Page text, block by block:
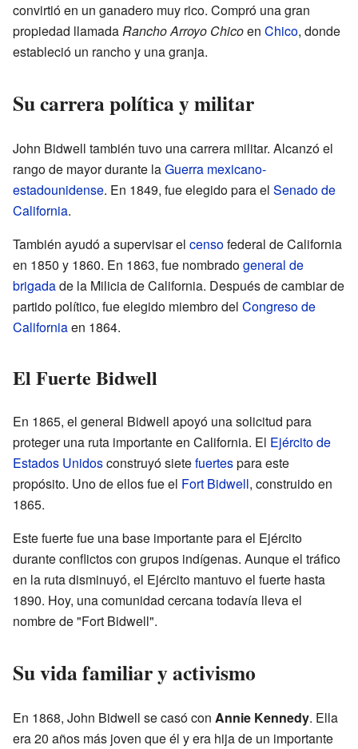
convirtió en un ganadero muy rico. Compró una gran
propiedad llamadaRancho Arroyo Chicoen Chico, donde
estableció un rancho y una granja.
Su carrera política y militar
John Bidwell también tuvo una carrera militar. Alcanzó el
rango de mayor durante laGuerra mexicano-
estadounidense. En 1849, fue elegido para el Senado de
California.
También ayudó a supervisar el censofederal de California
en 1850 y 1860. En 1863, fue nombradogeneral de
brigadade la Milicia de California. Después de cambiar de
partido político, fue elegido miembro del Congreso de
Californiaen 1864.
El Fuerte Bidwell
En 1865, el general Bidwell apoyó una solicitud para
proteger una ruta importante en California. El Ejército de
Estados Unidosconstruyó sietefuertespara este
propósito. Uno de ellos fue el Fort Bidwell, construido en
1865.
Este fuerte fue una base importante para el Ejército
durante conflictos con grupos indígenas. Aunque el tráfico
en la ruta disminuyó, el Ejército mantuvo el fuerte hasta
1890. Hoy, una comunidad cercana todavía lleva el
nombre de "Fort Bidwell".
Su vida familiar y activismo
En 1868, John Bidwell se casó con Annie Kennedy. Ella
era 20 años más joven que él y era hija de un importante